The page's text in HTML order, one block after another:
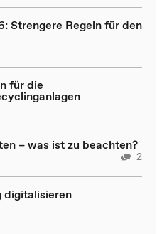
Strengere Regeln für den
für die
– was ist zu beachten?
2
digitalisieren